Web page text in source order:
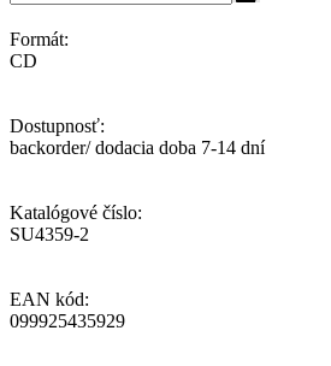
Formát:
CD
Dostupnosť:
backorder/ dodacia doba 7-14 dní
Katalógové číslo:
SU4359-2
EAN kód:
099925435929